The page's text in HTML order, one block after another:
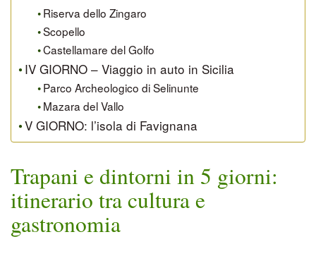
Riserva dello Zingaro
Scopello
Castellamare del Golfo
IV GIORNO – Viaggio in auto in Sicilia
Parco Archeologico di Selinunte
Mazara del Vallo
V GIORNO: l’isola di Favignana
Trapani e dintorni in 5 giorni:
itinerario tra cultura e
gastronomia